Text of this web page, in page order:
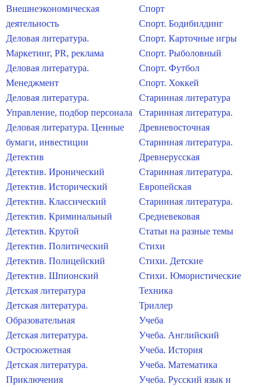
Внешнеэкономическая
деятельность
Деловая литература.
Маркетинг, PR, реклама
Деловая литература.
Менеджмент
Деловая литература.
Управление, подбор персонала
Деловая литература. Ценные
бумаги, инвестиции
Детектив
Детектив. Иронический
Детектив. Исторический
Детектив. Классический
Детектив. Криминальный
Детектив. Крутой
Детектив. Политический
Детектив. Полицейский
Детектив. Шпионский
Детская литература
Детская литература.
Образовательная
Детская литература.
Остросюжетная
Детская литература.
Приключения
Спорт
Спорт. Бодибилдинг
Спорт. Карточные игры
Спорт. Рыболовный
Спорт. Футбол
Спорт. Хоккей
Старинная литература
Старинная литература.
Древневосточная
Старинная литература.
Древнерусская
Старинная литература.
Европейская
Старинная литература.
Средневековая
Статьи на разные темы
Стихи
Стихи. Детские
Стихи. Юмористические
Техника
Триллер
Учеба
Учеба. Английский
Учеба. История
Учеба. Математика
Учеба. Русский язык и